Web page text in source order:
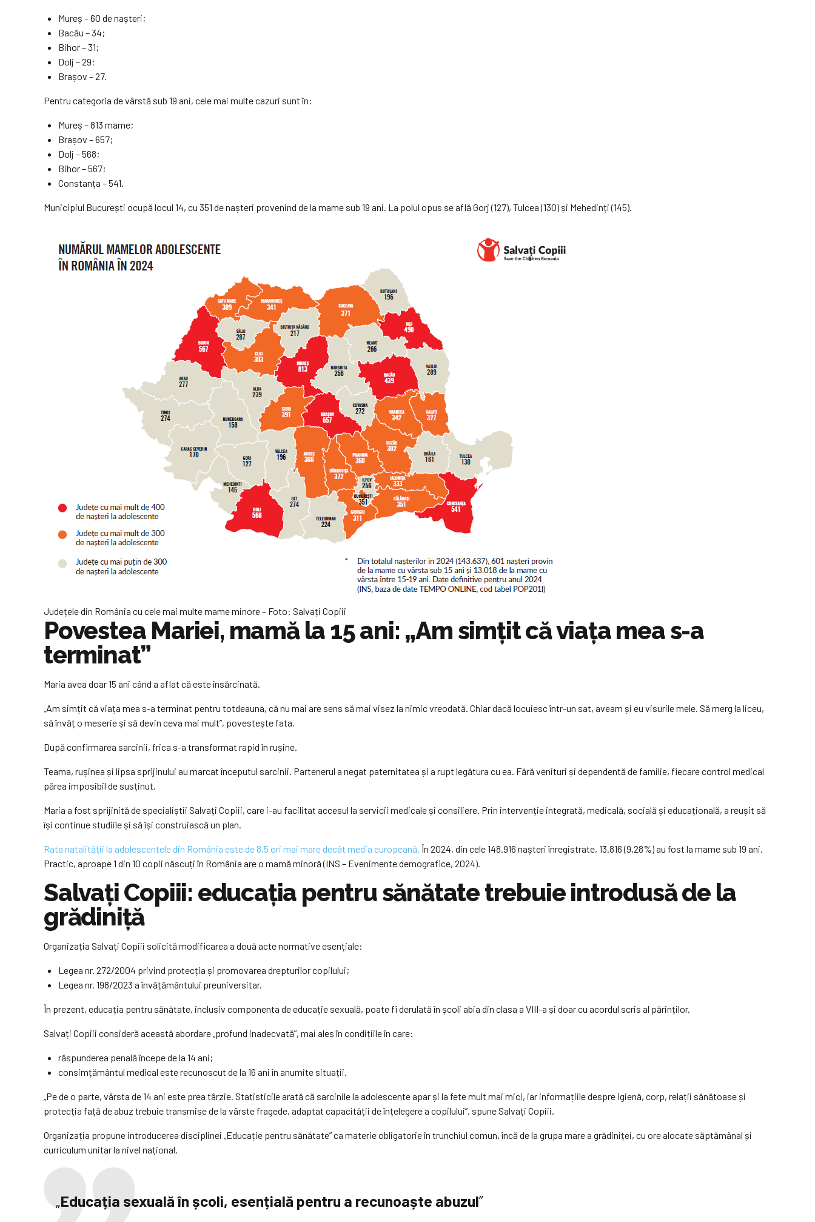
Mureș – 60 de nașteri;
Bacău – 34;
Bihor – 31;
Dolj – 29;
Brașov – 27.
Pentru categoria de vârstă sub 19 ani, cele mai multe cazuri sunt în:
Mureș – 813 mame;
Brașov – 657;
Dolj – 568;
Bihor – 567;
Constanța – 541.
Municipiul București ocupă locul 14, cu 351 de nașteri provenind de la mame sub 19 ani. La polul opus se află Gorj (127), Tulcea (130) și Mehedinți (145).
Județele din România cu cele mai multe mame minore – Foto: Salvați Copiii
Povestea Mariei, mamă la 15 ani: „Am simțit că viața mea s-a
terminat”
Maria avea doar 15 ani când a aflat că este însărcinată.
„Am simțit că viața mea s-a terminat pentru totdeauna, că nu mai are sens să mai visez la nimic vreodată. Chiar dacă locuiesc într-un sat, aveam și eu visurile mele. Să merg la liceu,
să învăț o meserie și să devin ceva mai mult”, povestește fata.
După confirmarea sarcinii, frica s-a transformat rapid în rușine.
Teama, rușinea și lipsa sprijinului au marcat începutul sarcinii. Partenerul a negat paternitatea și a rupt legătura cu ea. Fără venituri și dependentă de familie, fiecare control medical
părea imposibil de susținut.
Maria a fost sprijinită de specialiștii Salvați Copiii, care i-au facilitat accesul la servicii medicale și consiliere. Prin intervenție integrată, medicală, socială și educațională, a reușit să
își continue studiile și să își construiască un plan.
Rata natalității la adolescentele din România este de 8,5 ori mai mare decât media europeană. În 2024, din cele 148.916 nașteri înregistrate, 13.816 (9,28%) au fost la mame sub 19 ani.
Practic, aproape 1 din 10 copii născuți în România are o mamă minoră (INS – Evenimente demografice, 2024).
Salvați Copiii: educația pentru sănătate trebuie introdusă de la
grădiniță
Organizația Salvați Copiii solicită modificarea a două acte normative esențiale:
Legea nr. 272/2004 privind protecția și promovarea drepturilor copilului;
Legea nr. 198/2023 a învățământului preuniversitar.
În prezent, educația pentru sănătate, inclusiv componenta de educație sexuală, poate fi derulată în școli abia din clasa a VIII-a și doar cu acordul scris al părinților.
Salvați Copiii consideră această abordare „profund inadecvată”, mai ales în condițiile în care:
răspunderea penală începe de la 14 ani;
consimțământul medical este recunoscut de la 16 ani în anumite situații.
„Pe de o parte, vârsta de 14 ani este prea târzie. Statisticile arată că sarcinile la adolescente apar și la fete mult mai mici, iar informațiile despre igienă, corp, relații sănătoase și
protecția față de abuz trebuie transmise de la vârste fragede, adaptat capacității de înțelegere a copilului”, spune Salvați Copiii.
Organizația propune introducerea disciplinei „Educație pentru sănătate” ca materie obligatorie în trunchiul comun, încă de la grupa mare a grădiniței, cu ore alocate săptămânal și
curriculum unitar la nivel național.
„Educația sexuală în școli, esențială pentru a recunoaște abuzul”